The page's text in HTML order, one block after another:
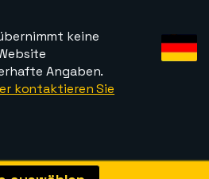
keine
Angaben.
kontaktieren Sie